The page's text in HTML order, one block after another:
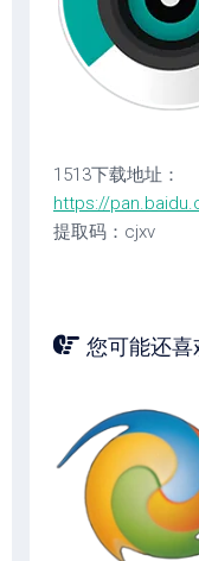
1513下载地址：
https://
提取码：cjxv
您可能还喜